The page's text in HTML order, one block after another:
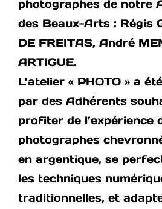
photographes de notre
des Beaux-Arts : Régis
DE FREITAS, André
ARTIGUE.
L’atelier « PHOTO » a
par des Adhérents
profiter de l’expérience
photographes
en argentique, se
les techniques
traditionnelles, et